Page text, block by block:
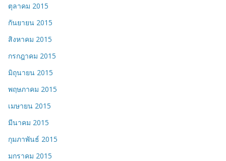
ตุลาคม 2015
กันยายน 2015
สิงหาคม 2015
กรกฎาคม 2015
มิถุนายน 2015
พฤษภาคม 2015
เมษายน 2015
มีนาคม 2015
กุมภาพันธ์ 2015
มกราคม 2015